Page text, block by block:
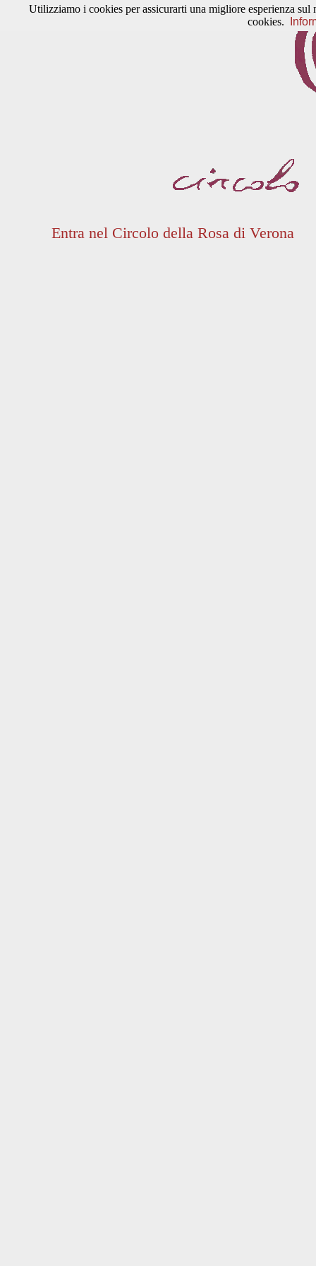
Entra nel Circolo della Rosa di Verona
Utilizziamo i cookies per assicurarti una migliore esperienza
cookies.